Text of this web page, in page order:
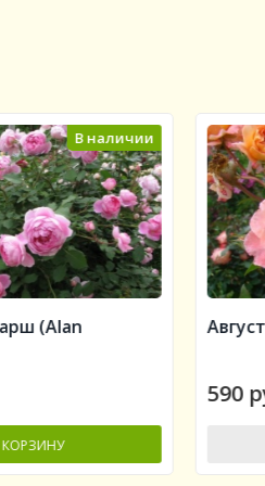
Нет в
Августа Луиза (Augusta